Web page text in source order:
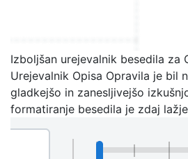
Izboljšan urejevalnik besedila za
Urejevalnik Opisa Opravila je bil
gladkejšo in zanesljivejšo
formatiranje besedila je zdaj